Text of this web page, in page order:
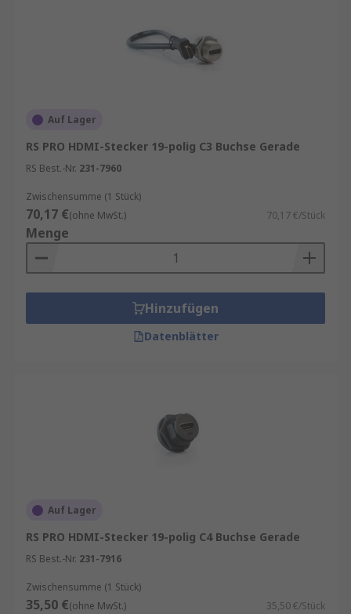
Auf Lager
RS PRO HDMI-Stecker 19-polig C3 Buchse Gerade
RS Best.-Nr. 231-7960
Zwischensumme (1 Stück)
70,17 €(ohne MwSt.) 70,17 €/Stück
Menge
Hinzufügen
Datenblätter
Auf Lager
RS PRO HDMI-Stecker 19-polig C4 Buchse Gerade
RS Best.-Nr. 231-7916
Zwischensumme (1 Stück)
35,50 €(ohne MwSt.) 35,50 €/Stück